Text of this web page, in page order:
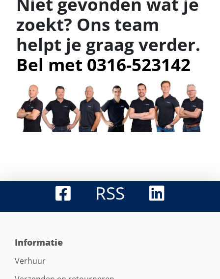
zoekt? Ons team
helpt je graag verder.
Bel met 0316-523142
RSS
Informatie
Verhuur